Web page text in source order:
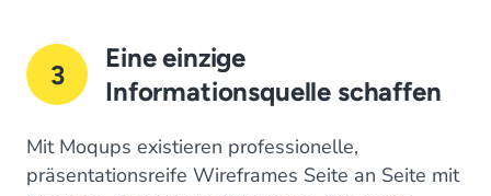
3
Eine einzige
Informationsquelle schaffen
Mit Moqups existieren professionelle,
präsentationsreife Wireframes Seite an Seite mit